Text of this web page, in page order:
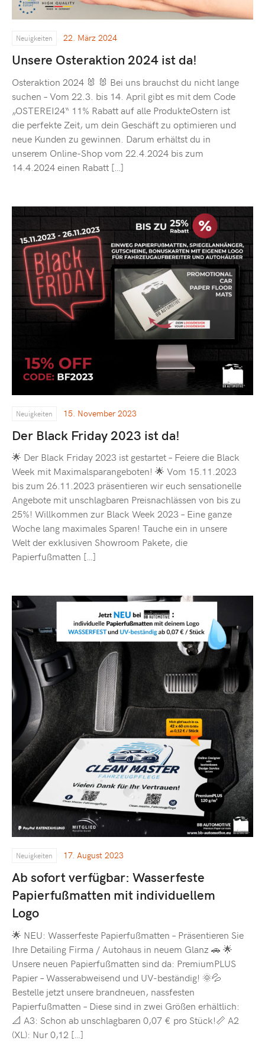
Neuigkeiten 22. März 2024
Unsere Osteraktion 2024 ist da!
Osteraktion 2024 🐰 🐰 Bei uns brauchst du nicht lange
suchen – Vom 22.3. bis 14. April gibt es mit dem Code
„OSTEREI24“ 11% Rabatt auf alle ProdukteOstern ist
die perfekte Zeit, um dein Geschäft zu optimieren und
neue Kunden zu gewinnen. Darum erhältst du in
unserem Online-Shop vom 22.4.2024 bis zum
14.4.2024 einen Rabatt […]
Neuigkeiten 15. November 2023
Der Black Friday 2023 ist da!
🌟 Der Black Friday 2023 ist gestartet – Feiere die Black
Week mit Maximalsparangeboten! 🌟 Vom 15.11.2023
bis zum 26.11.2023 präsentieren wir euch sensationelle
Angebote mit unschlagbaren Preisnachlässen von bis zu
25%! Willkommen zur Black Week 2023 – Eine ganze
Woche lang maximales Sparen! Tauche ein in unsere
Welt der exklusiven Showroom Pakete, die
Papierfußmatten […]
Neuigkeiten 17. August 2023
Ab sofort verfügbar: Wasserfeste
Papierfußmatten mit individuellem
Logo
🌟 NEU: Wasserfeste Papierfußmatten – Präsentieren Sie
Ihre Detailing Firma / Autohaus in neuem Glanz 🚗 🌟
Unsere neuen Papierfußmatten sind da: PremiumPLUS
Papier – Wasserabweisend und UV-beständig! 🌞💦
Bestelle jetzt unsere brandneuen, nassfesten
Papierfußmatten – Diese sind in zwei Größen erhältlich:
📐 A3: Schon ab unschlagbaren 0,07 € pro Stück!📏 A2
(XL): Nur 0,12 […]